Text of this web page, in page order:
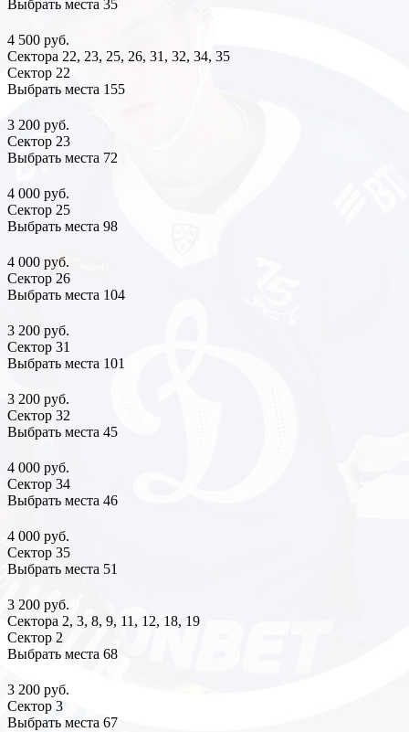
Выбрать места 35
4 500 руб.
Сектора 22, 23, 25, 26, 31, 32, 34, 35
Сектор 22
Выбрать места 155
3 200 руб.
Сектор 23
Выбрать места 72
4 000 руб.
Сектор 25
Выбрать места 98
4 000 руб.
Сектор 26
Выбрать места 104
3 200 руб.
Сектор 31
Выбрать места 101
3 200 руб.
Сектор 32
Выбрать места 45
4 000 руб.
Сектор 34
Выбрать места 46
4 000 руб.
Сектор 35
Выбрать места 51
3 200 руб.
Сектора 2, 3, 8, 9, 11, 12, 18, 19
Сектор 2
Выбрать места 68
3 200 руб.
Сектор 3
Выбрать места 67